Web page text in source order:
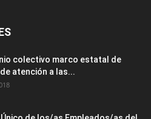
colectivo marco estatal de
atención a las...